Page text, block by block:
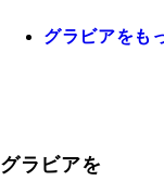
グラビアをも
グラビアを